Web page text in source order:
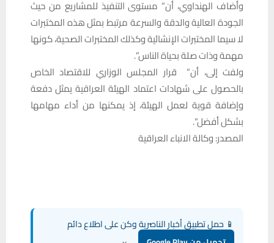
وأضاف الهنداوي، أن” مستوى التنفيذ للمشاريع من حيث
الجودة العالية والدقة والسرعة مرتبط بمثل هذه المختبرات
لا سيما المختبرات الإنشائية وكذلك المختبرات الصحية، كونها
مهمة وذات صلة بحياة الناس”.
ولفت إلى، أن” قرار المجلس الوزاري للاقتصاد الخاص
بالحصول على شهادات اعتماد الهيئة العراقية يمثل دفعة
وإضافة قوية لعمل الهيئة، إذ يمكنها من أداء مهامها
بشكل أفضل”.
المصدر: وكالة الانباء العراقية
📱 حمل تطبيق أخبار الناصرية وكن على اطلاع دائم